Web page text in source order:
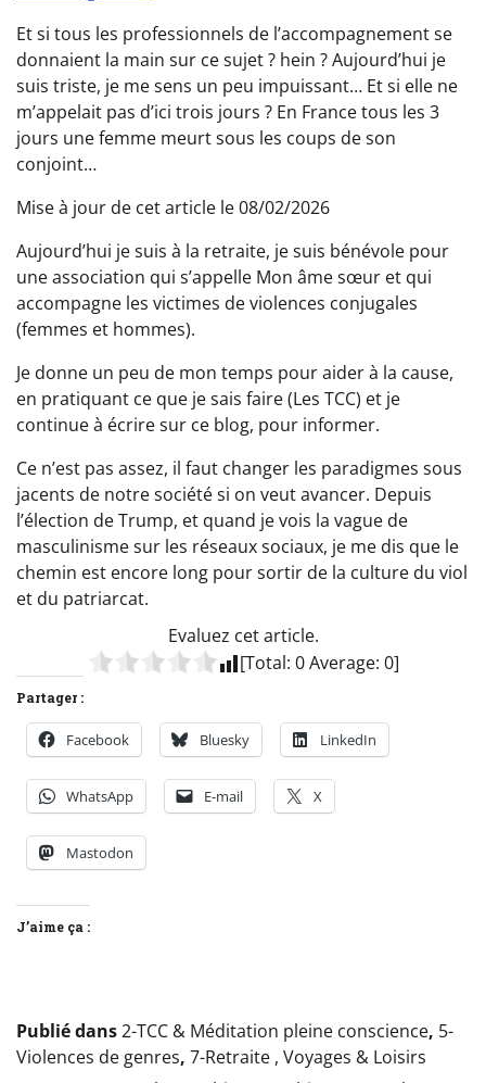
Et si tous les professionnels de l’accompagnement se
donnaient la main sur ce sujet ? hein ? Aujourd’hui je
suis triste, je me sens un peu impuissant… Et si elle ne
m’appelait pas d’ici trois jours ? En France tous les 3
jours une femme meurt sous les coups de son
conjoint…
Mise à jour de cet article le 08/02/2026
Aujourd’hui je suis à la retraite, je suis bénévole pour
une association qui s’appelle Mon âme sœur et qui
accompagne les victimes de violences conjugales
(femmes et hommes).
Je donne un peu de mon temps pour aider à la cause,
en pratiquant ce que je sais faire (Les TCC) et je
continue à écrire sur ce blog, pour informer.
Ce n’est pas assez, il faut changer les paradigmes sous
jacents de notre société si on veut avancer. Depuis
l’élection de Trump, et quand je vois la vague de
masculinisme sur les réseaux sociaux, je me dis que le
chemin est encore long pour sortir de la culture du viol
et du patriarcat.
Evaluez cet article.
[Total: 0Average: 0]
Partager :
Facebook Bluesky LinkedIn
WhatsApp E-mail X
Mastodon
J’aime ça :
Publié dans2-TCC & Méditation pleine conscience, 5-
Violences de genres, 7-Retraite , Voyages & Loisirs